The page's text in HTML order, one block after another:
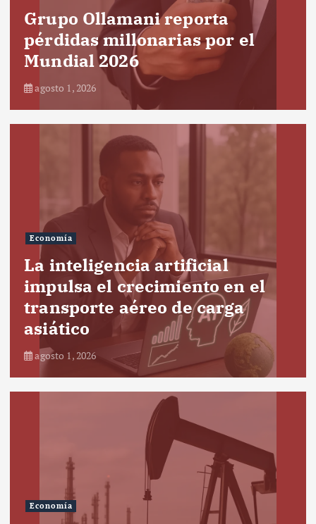
Grupo Ollamani reporta
pérdidas millonarias por el
Mundial 2026
agosto 1, 2026
Economía
La inteligencia artificial
impulsa el crecimiento en el
transporte aéreo de carga
asiático
agosto 1, 2026
Economía